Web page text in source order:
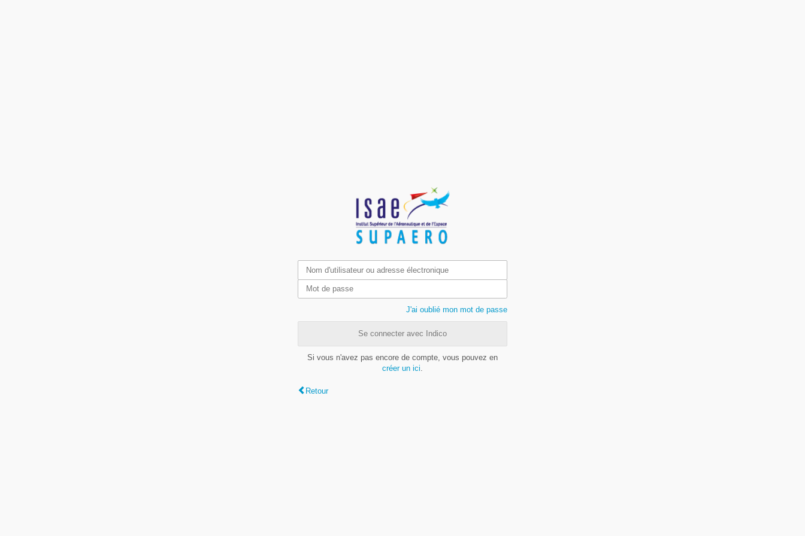
J'ai oublié mon mot de passe
Se connecter avec Indico
Si vous n'avez pas encore de compte, vous pouvez en
créer un ici
Retour